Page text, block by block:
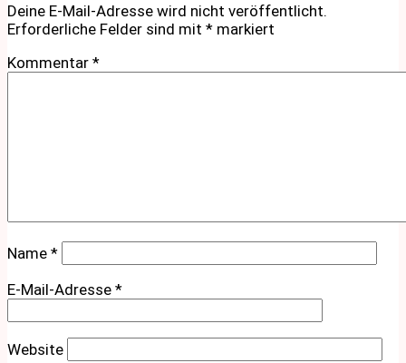
Deine E-Mail-Adresse wird nicht veröffentlicht.
Erforderliche Felder sind mit * markiert
Kommentar *
Name *
E-Mail-Adresse *
Website